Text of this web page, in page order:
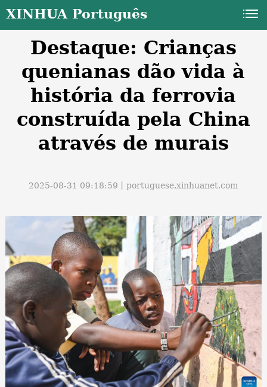
XINHUA Português
Destaque: Crianças
quenianas dão vida à
história da ferrovia
construída pela China
através de murais
2025-08-31 09:18:59丨portuguese.xinhuanet.com